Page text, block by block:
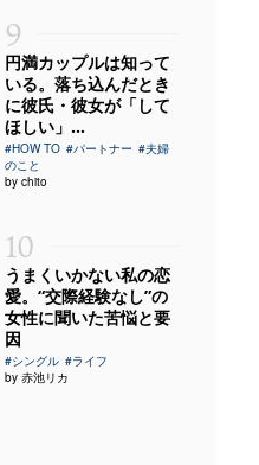
9
円満カップルは知って
いる。落ち込んだとき
に彼氏・彼女が「して
ほしい」...
#HOW TO #パートナー #夫婦
のこと
by chito
10
うまくいかない私の恋
愛。“交際経験なし”の
女性に聞いた苦悩と要
因
#シングル #ライフ
by 赤池リカ